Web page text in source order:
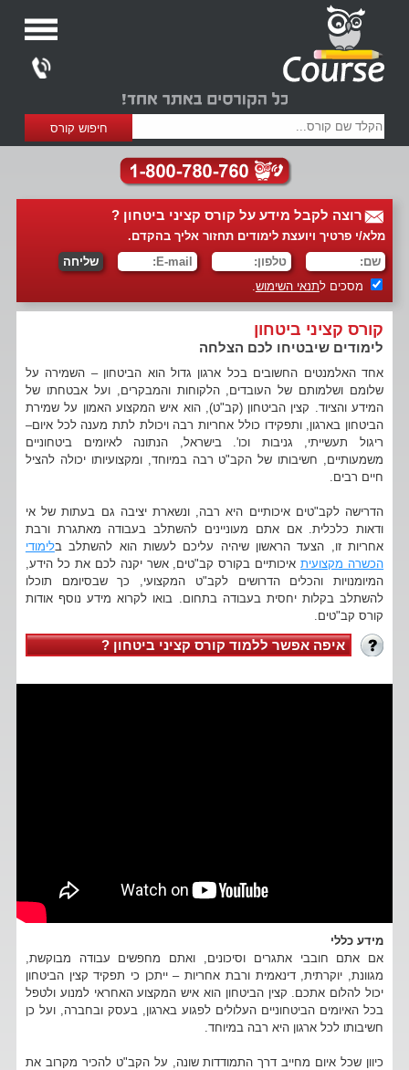
רוצה לקבל מידע על קורס קציני ביטחון ?
מלא/י פרטיך ויועצת לימודים תחזור אליך בהקדם.
מסכים לתנאי השימוש.
קורס קציני ביטחון
לימודים שיבטיחו לכם הצלחה
אחד האלמנטים החשובים בכל ארגון גדול הוא הביטחון – השמירה על
שלומם ושלמותם של העובדים, הלקוחות והמבקרים, ועל אבטחתו של
המידע והציוד. קצין הביטחון (קב"ט), הוא איש המקצוע האמון על שמירת
הביטחון בארגון, ותפקידו כולל אחריות רבה ויכולת לתת מענה לכל איום–
ריגול תעשייתי, גניבות וכו'. בישראל, הנתונה לאיומים ביטחוניים
משמעותיים, חשיבותו של הקב"ט רבה במיוחד, ומקצועיותו יכולה להציל
חיים רבים.
הדרישה לקב"טים איכותיים היא רבה, ונשארת יציבה גם בעתות של אי
ודאות כלכלית. אם אתם מעוניינים להשתלב בעבודה מאתגרת ורבת
אחריות זו, הצעד הראשון שיהיה עליכם לעשות הוא להשתלב בלימודי
הכשרה מקצועיתאיכותיים בקורס קב"טים, אשר יקנה לכם את כל הידע,
המיומנויות והכלים הדרושים לקב"ט המקצועי, כך שבסיומם תוכלו
להשתלב בקלות יחסית בעבודה בתחום. בואו לקרוא מידע נוסף אודות
קורס קב"טים.
איפה אפשר ללמוד קורס קציני ביטחון ?
מידע כללי
אם אתם חובבי אתגרים וסיכונים, ואתם מחפשים עבודה מבוקשת,
מגוונת, יוקרתית, דינאמית ורבת אחריות – ייתכן כי תפקיד קצין הביטחון
יכול להלום אתכם. קצין הביטחון הוא איש המקצוע האחראי למנוע ולטפל
בכל האיומים הביטחוניים העלולים לפגוע בארגון, בעסק ובחברה, ועל כן
חשיבותו לכל ארגון היא רבה במיוחד.
כיוון שכל איום מחייב דרך התמודדות שונה, על הקב"ט להכיר מקרוב את